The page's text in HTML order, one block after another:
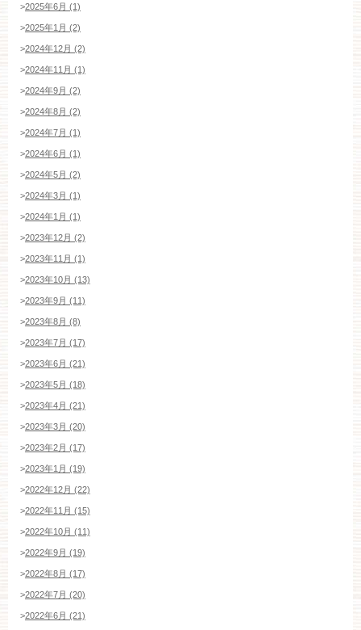
>2025年6月 (1)
>2025年1月 (2)
>2024年12月 (2)
>2024年11月 (1)
>2024年9月 (2)
>2024年8月 (2)
>2024年7月 (1)
>2024年6月 (1)
>2024年5月 (2)
>2024年3月 (1)
>2024年1月 (1)
>2023年12月 (2)
>2023年11月 (1)
>2023年10月 (13)
>2023年9月 (11)
>2023年8月 (8)
>2023年7月 (17)
>2023年6月 (21)
>2023年5月 (18)
>2023年4月 (21)
>2023年3月 (20)
>2023年2月 (17)
>2023年1月 (19)
>2022年12月 (22)
>2022年11月 (15)
>2022年10月 (11)
>2022年9月 (19)
>2022年8月 (17)
>2022年7月 (20)
>2022年6月 (21)